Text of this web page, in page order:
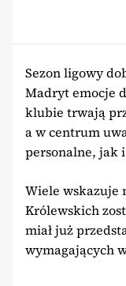
Sezon ligowy
Madryt emocje
klubie trwają
a w centrum
personalne, jak
Wiele wskazuje
Królewskich
miał już
wymagających